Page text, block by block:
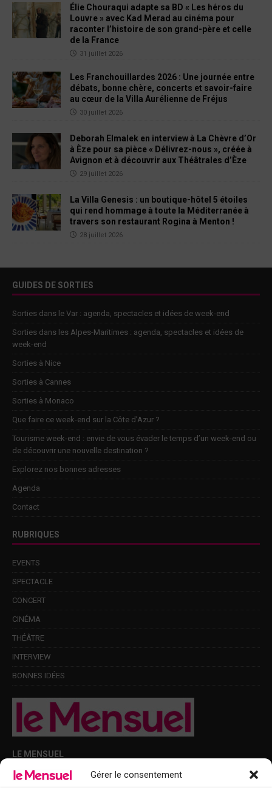
Gérer le consentement
Élie Chouraqui adapte sa BD « Les héros du
Louvre » avec Kad Merad au cinéma pour
raconter l’histoire de son grand-père et celle
de la France
31 juillet 2026
Les Franchouillardes 2026 : Une journée entre
débats, bonne chère, concerts et savoir-faire
au cœur de la Villa Aurélienne de Fréjus
30 juillet 2026
Deborah Elmalek en interview à La Chèvre d’Or
à Èze pour sa pièce « Délivrez-nous », créée à
Avignon et à découvrir aux Théâtrales d’Èze
29 juillet 2026
La Villa Genesis : un boutique-hôtel 5 étoiles
qui rend hommage à toute la Méditerranée à
travers son restaurant Rogina à Menton !
28 juillet 2026
GUIDES DE SORTIES
Sorties dans le Var : agenda, spectacles et idées de week-end
Sorties dans les Alpes-Maritimes : agenda, spectacles et idées de
week-end
Sorties à Nice
Sorties à Cannes
Sorties à Monaco
Que faire ce week-end sur la Côte d’Azur ?
Tourisme week-end : envie de vous évader le temps d’un week-end ou
de découvrir une nouvelle destination ?
Explorez nos bonnes adresses
Agenda
Contact
RUBRIQUES
EVENTS
SPECTACLE
CONCERT
CINÉMA
THÉÂTRE
INTERVIEW
BONNES IDÉES
LE MENSUEL
Points de diffusion Var et Alpes-Maritimes : oû trouver Le Mensuel ?